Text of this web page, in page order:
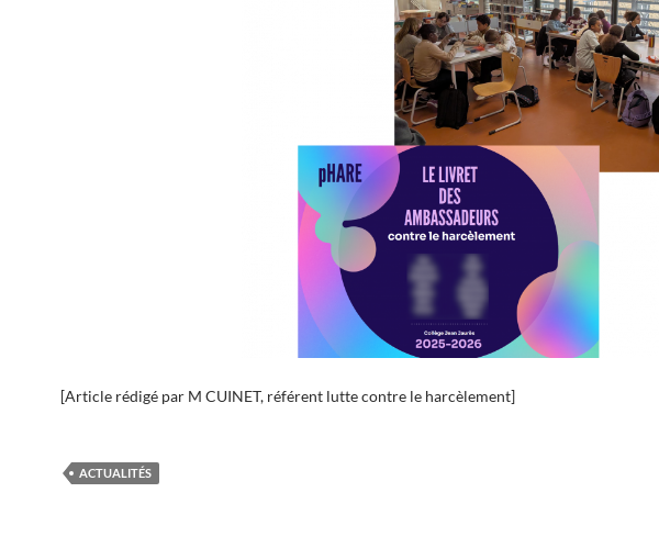
[Article rédigé par M CUINET, référent lutte contre le harcèlement]
ACTUALITÉS